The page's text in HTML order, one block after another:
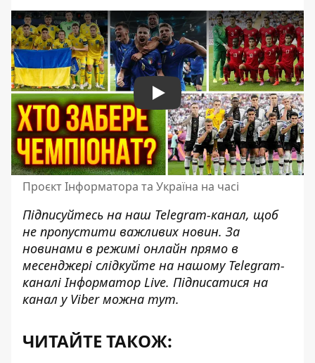
Play
Проєкт Інформатора та Україна на часі
Підписуйтесь на наш Telegram-канал, щоб
не пропустити важливих новин. За
новинами в режимі онлайн прямо в
месенджері слідкуйте на нашому Telegram-
каналіІнформатор Live. Підписатися на
канал у Viber можна тут.
ЧИТАЙТЕ ТАКОЖ: